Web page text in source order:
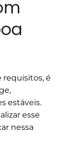
requisitos, é
estáveis.
esse
nessa